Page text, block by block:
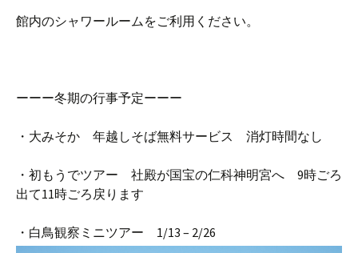
館内のシャワールームをご利用ください。
ーーー冬期の行事予定ーーー
・大みそか 年越しそば無料サービス 消灯時間なし
・初もうでツアー 社殿が国宝の仁科神明宮へ 9時ごろ
出て11時ごろ戻ります
・白鳥観察ミニツアー 1/13 – 2/26